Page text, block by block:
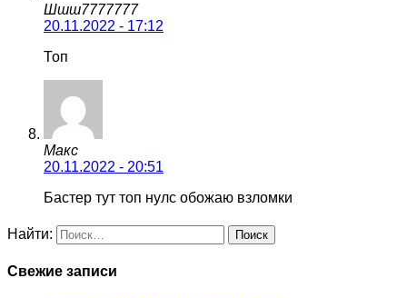
Шшш7777777
20.11.2022 - 17:12
Топ
Макс
20.11.2022 - 20:51
Бастер тут топ нулс обожаю взломки
Найти:
Свежие записи